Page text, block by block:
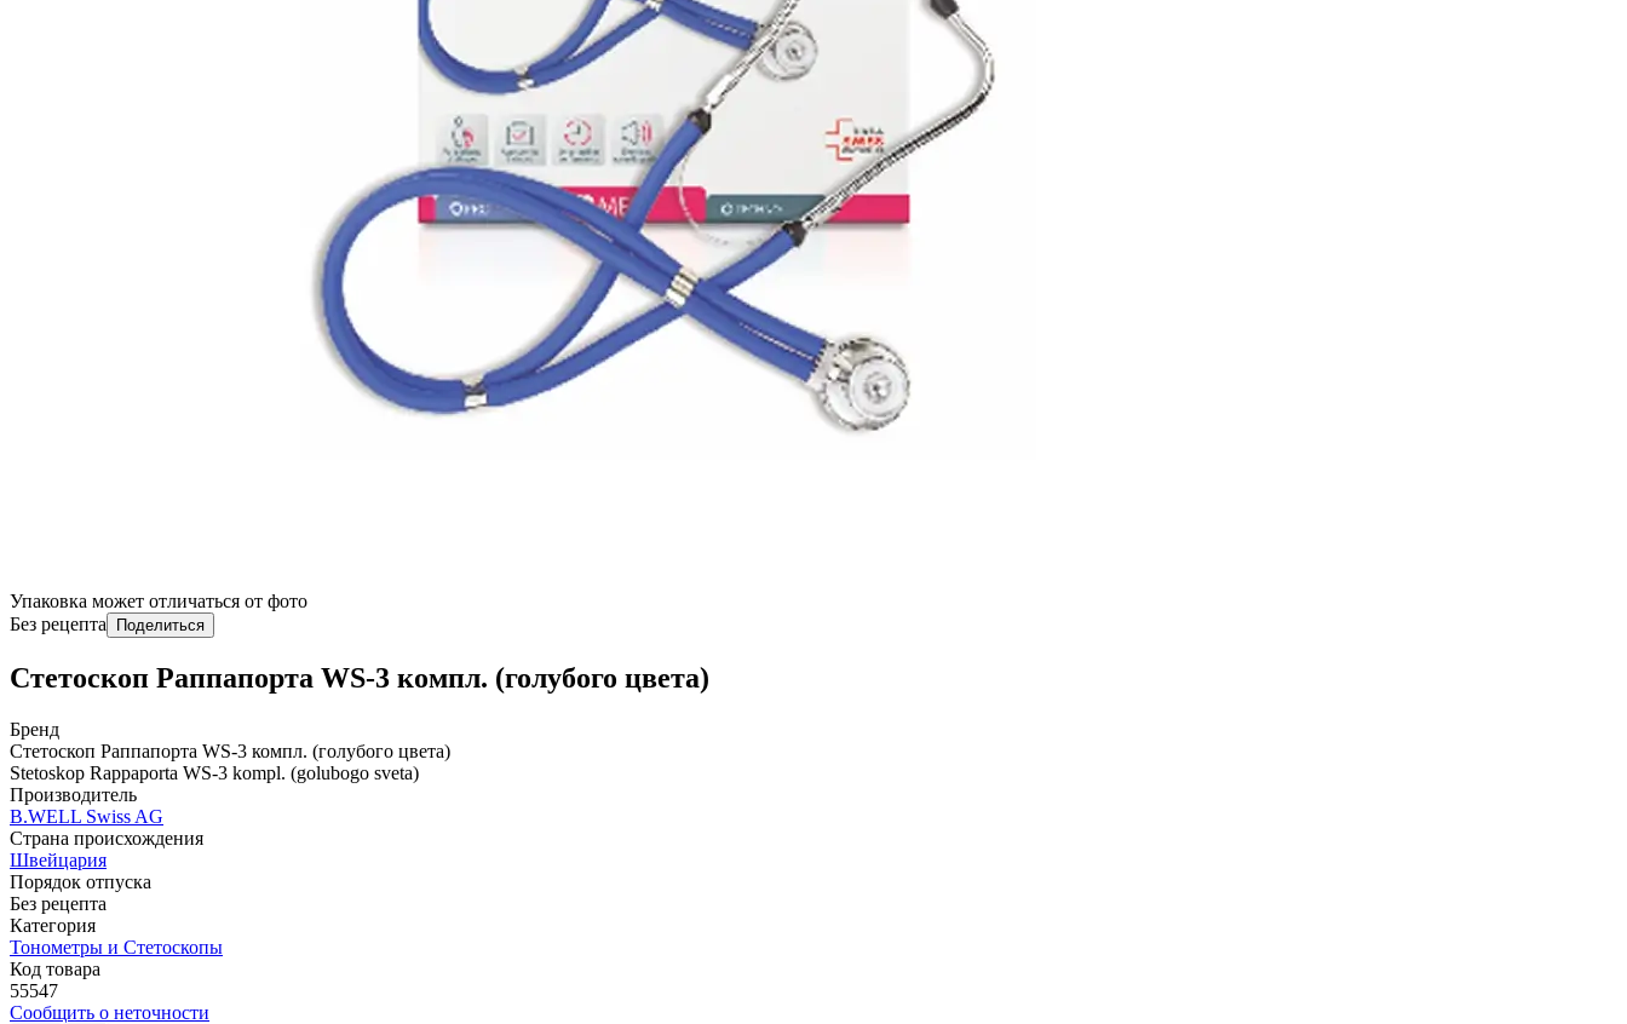
Упаковка может отличаться от фото
Без рецепта
Поделиться
Стетоскоп Раппапорта WS-3 компл. (голубого цвета)
Бренд
Стетоскоп Раппапорта WS-3 компл. (голубого цвета)
Stetoskop Rappaporta WS-3 kompl. (golubogo sveta)
Производитель
B.WELL Swiss AG
Страна происхождения
Швейцария
Порядок отпуска
Без рецепта
Категория
Тонометры и Стетоскопы
Код товара
55547
Сообщить о неточности